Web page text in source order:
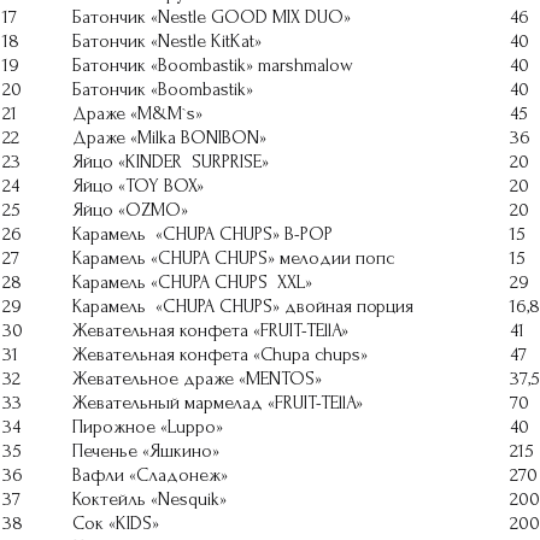
17
Батончик «Nestle GOOD MIX DUO» 46
18
Батончик «Nestle KitKat» 40
19
Батончик «Boombastik» marshmalow 40
20
Батончик «Boombastik» 40
21
Драже «M&M`s» 45
22
Драже «Milka BONIBON» 36
23
Яйцо «KINDER SURPRISE» 20
24
Яйцо «TOY BOX» 20
25
Яйцо «OZMO» 20
26
Карамель «CHUPA CHUPS» B-POP 15
27
Карамель «CHUPA CHUPS» мелодии попс 15
28
Карамель «CHUPA CHUPS XXL» 29
29
Карамель «CHUPA CHUPS» двойная порция 16,8
30
Жевательная конфета «FRUIT-TEllA» 41
31
Жевательная конфета «Chupa chups» 47
32
Жевательное драже «МЕNTOS» 37,5
33
Жевательный мармелад «FRUIT-TEllA» 70
34
Пирожное «Luppo» 40
35
Печенье «Яшкино» 215
36
Вафли «Сладонеж» 270
37
Коктейль «Nesquik» 200
38
Сок «KIDS» 200